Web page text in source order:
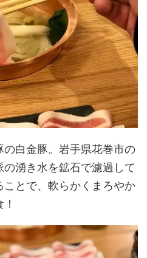
白金豚。岩手県花巻市の
湧き水を鉱石で濾過して
とで、軟らかくまろやか